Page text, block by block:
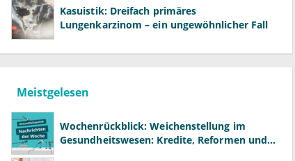
Kasuistik: Dreifach primäres
Lungenkarzinom – ein ungewöhnlicher Fall
Meistgelesen
Wochenrückblick: Weichenstellung im
Gesundheitswesen: Kredite, Reformen und